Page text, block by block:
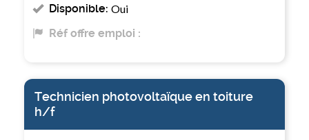
Disponible: Oui
Réf offre emploi :
Technicien photovoltaïque en toiture
h/f